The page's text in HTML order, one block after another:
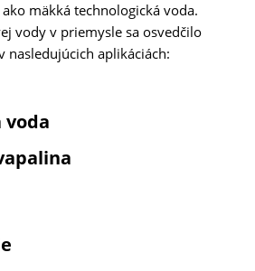
mäkká technologická voda.
vody v priemysle sa osvedčilo
nasledujúcich aplikáciách:
voda